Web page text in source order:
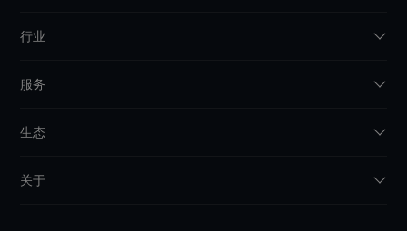
行业
服务
生态
关于